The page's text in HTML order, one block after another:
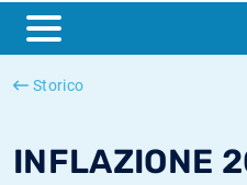
Storico
INFLAZIONE
ESTER
SONIA
Inflazione Italia
Inflazione Stati Uniti
Tassi storici di SONIA
Tassi storici di TONAR